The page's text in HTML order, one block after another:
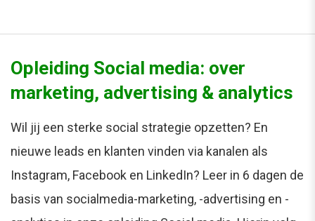
Opleiding Social media: over
marketing, advertising & analytics
Wil jij een sterke social strategie opzetten? En
nieuwe leads en klanten vinden via kanalen als
Instagram, Facebook en LinkedIn? Leer in 6 dagen de
basis van socialmedia-marketing, -advertising en -